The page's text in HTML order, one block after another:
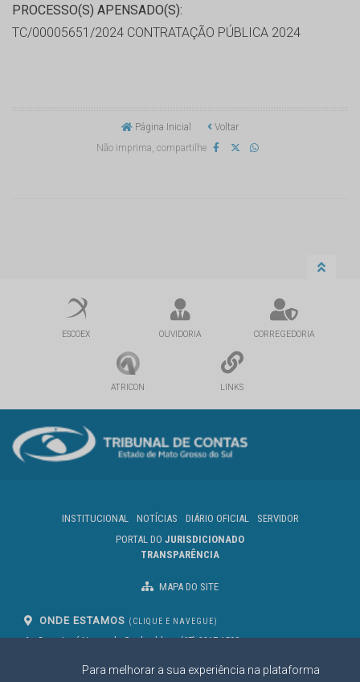
Para melhorar a sua experiência na plataforma
PROCESSO(S) APENSADO(S):
TC/00005651/2024 CONTRATAÇÃO PÚBLICA 2024
Página Inicial
Voltar
Não imprima, compartilhe
ESCOEX OUVIDORIA CORREGEDORIA
ATRICON LINKS
INSTITUCIONAL NOTÍCIAS DIÁRIO OFICIAL
SERVIDOR
PORTAL DO JURISDICIONADO
TRANSPARÊNCIA
MAPA DO SITE
ONDE ESTAMOS (CLIQUE E NAVEGUE)
Av. Des. José Nunes da Cunha, bloco
Campo Grande/MS
(67) 3317-1500